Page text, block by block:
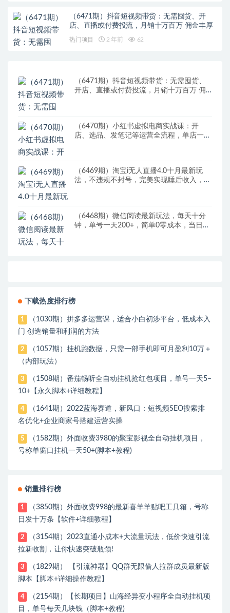
（6471期）抖音短视频带货：无需囤货、开
店、直播或付费投流，月销十万百万 佣金丰厚
热门项目 2 年前 62
（6471期）抖音短视频带货：无需囤货、
开店、直播或付费投流，月销十万百万 佣
（6470期）小红书虚拟电商实战课：开
店、选品、发笔记等运营全流程，单店一天
（6469期）淘宝i无人直播4.0十月最新玩
法，不违规不封号，完美实现睡后收入，日
（6468期）微信阅读最新玩法，每天十分
钟，单号一天200+，简单0零成本，当日提
下载热度排行榜
1
（1030期）拼多多运营课，适合小白初涉平台，低成本入
门 创造销量和利润的方法
2
（1057期）挂机跑数据，只需一部手机即可月盈利10万＋
（内部玩法）
3
（1508期）番茄畅听全自动挂机抢红包项目，单号一天5–
10+【永久脚本+详细教程】
4
（1641期）2022蓝海赛道，新风口：短视频SEO搜索排
名优化+企业商家号搭建运营实操
5
（1582期）外面收费3980的聚宝影视全自动挂机项目，
号称单窗口挂机一天50+(脚本+教程)
销量排行榜
1
（3850期）外面收费998的最新喜羊羊贴吧工具箱，号称
日发十万条【软件+详细教程】
2
（3154期）2023直通小成本+大流量玩法，低价快速引流
拉新收割，让你快速突破瓶颈!
3
（1829期） 【引流神器】QQ群无限偷人拉群成员最新版
脚本【脚本+详细操作教程】
4
（2154期）【长期项目】山海经异变小程序全自动挂机项
目，单号每天几块钱（脚本+教程)